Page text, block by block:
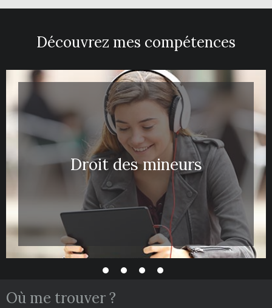
Découvrez mes compétences
Droit des mineurs
Où me trouver ?